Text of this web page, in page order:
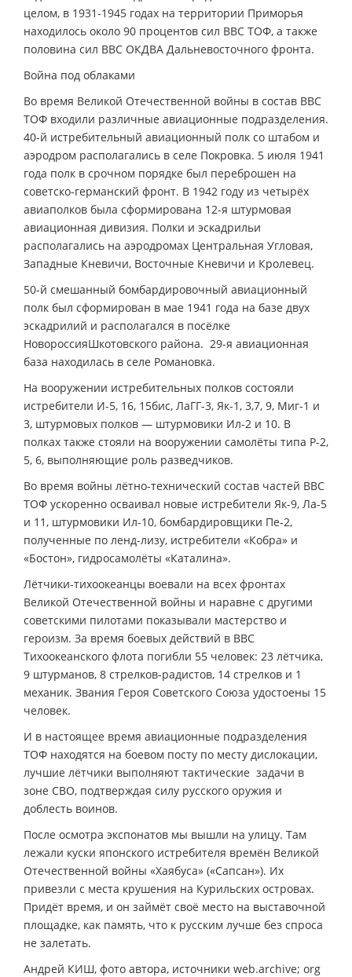
целом, в 1931-1945 годах на территории Приморья
находилось около 90 процентов сил ВВС ТОФ, а также
половина сил ВВС ОКДВА Дальневосточного фронта.
Война под облаками
Во время Великой Отечественной войны в состав ВВС
ТОФ входили различные авиационные подразделения.
40-й истребительный авиационный полк со штабом и
аэродром располагались в селе Покровка. 5 июля 1941
года полк в срочном порядке был переброшен на
советско-германский фронт. В 1942 году из четырёх
авиаполков была сформирована 12-я штурмовая
авиационная дивизия. Полки и эскадрильи
располагались на аэродромах Центральная Угловая,
Западные Кневичи, Восточные Кневичи и Кролевец.
50-й смешанный бомбардировочный авиационный
полк был сформирован в мае 1941 года на базе двух
эскадрилий и располагался в посёлке
НовороссияШкотовского района. 29-я авиационная
база находилась в селе Романовка.
На вооружении истребительных полков состояли
истребители И-5, 16, 15бис, ЛаГГ-3, Як-1, 3,7, 9, Миг-1 и
3, штурмовых полков — штурмовики Ил-2 и 10. В
полках также стояли на вооружении самолёты типа Р-2,
5, 6, выполняющие роль разведчиков.
Во время войны лётно-технический состав частей ВВС
ТОФ ускоренно осваивал новые истребители Як-9, Ла-5
и 11, штурмовики Ил-10, бомбардировщики Пе-2,
полученные по ленд-лизу, истребители «Кобра» и
«Бостон», гидросамолёты «Каталина».
Лётчики-тихоокеанцы воевали на всех фронтах
Великой Отечественной войны и наравне с другими
советскими пилотами показывали мастерство и
героизм. За время боевых действий в ВВС
Тихоокеанского флота погибли 55 человек: 23 лётчика,
9 штурманов, 8 стрелков-радистов, 14 стрелков и 1
механик. Звания Героя Советского Союза удостоены 15
человек.
И в настоящее время авиационные подразделения
ТОФ находятся на боевом посту по месту дислокации,
лучшие лётчики выполняют тактические задачи в
зоне СВО, подтверждая силу русского оружия и
доблесть воинов.
После осмотра экспонатов мы вышли на улицу. Там
лежали куски японского истребителя времён Великой
Отечественной войны «Хаябуса» («Сапсан»). Их
привезли с места крушения на Курильских островах.
Придёт время, и он займёт своё место на выставочной
площадке, как память, что к русским лучше без спроса
не залетать.
Андрей КИШ, фото автора, источники web.archive; org